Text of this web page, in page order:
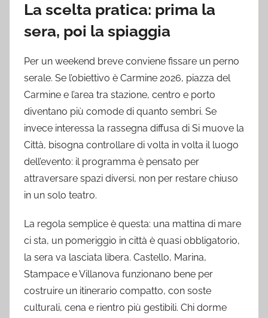
La scelta pratica: prima la
sera, poi la spiaggia
Per un weekend breve conviene fissare un perno
serale. Se l’obiettivo è Carmine 2026, piazza del
Carmine e l’area tra stazione, centro e porto
diventano più comode di quanto sembri. Se
invece interessa la rassegna diffusa di Si muove la
Città, bisogna controllare di volta in volta il luogo
dell’evento: il programma è pensato per
attraversare spazi diversi, non per restare chiuso
in un solo teatro.
La regola semplice è questa: una mattina di mare
ci sta, un pomeriggio in città è quasi obbligatorio,
la sera va lasciata libera. Castello, Marina,
Stampace e Villanova funzionano bene per
costruire un itinerario compatto, con soste
culturali, cena e rientro più gestibili. Chi dorme